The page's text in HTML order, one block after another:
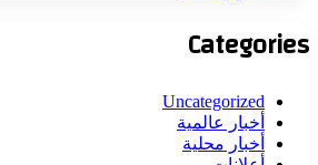
Categories
Uncategorized
أخبار عالمية
أخبار محلية